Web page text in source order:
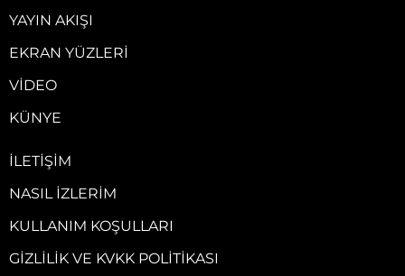
YAYIN AKIŞI
EKRAN YÜZLERI
VIDEO
KÜNYE
İLETIŞIM
NASIL İZLERIM
KULLANIM KOŞULLARI
GIZLILIK VE KVKK POLITIKASI